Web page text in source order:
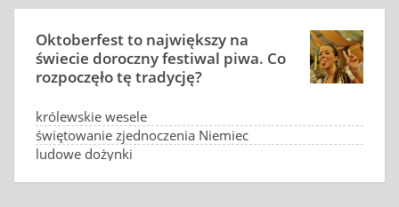
Oktoberfest to największy na
świecie doroczny festiwal piwa. Co
rozpoczęło tę tradycję?
królewskie wesele
świętowanie zjednoczenia Niemiec
ludowe dożynki